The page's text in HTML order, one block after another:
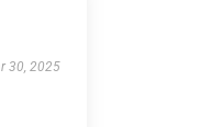
30, 2025